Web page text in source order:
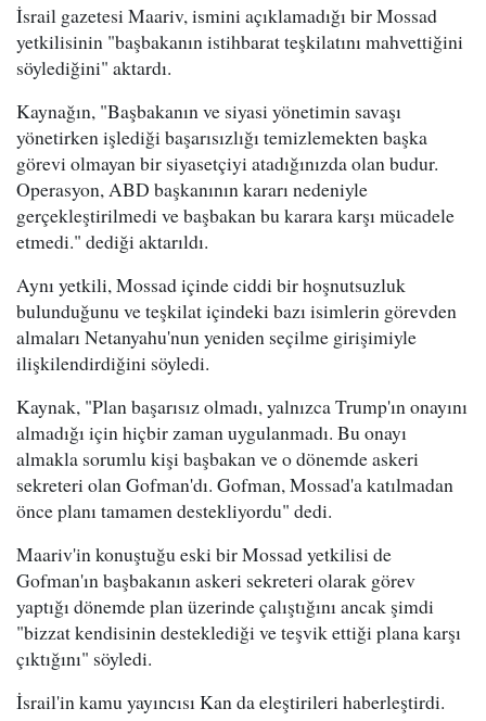
İsrail gazetesi Maariv, ismini açıklamadığı bir Mossad
yetkilisinin "başbakanın istihbarat teşkilatını mahvettiğini
söylediğini" aktardı.
Kaynağın, "Başbakanın ve siyasi yönetimin savaşı
yönetirken işlediği başarısızlığı temizlemekten başka
görevi olmayan bir siyasetçiyi atadığınızda olan budur.
Operasyon, ABD başkanının kararı nedeniyle
gerçekleştirilmedi ve başbakan bu karara karşı mücadele
etmedi." dediği aktarıldı.
Aynı yetkili, Mossad içinde ciddi bir hoşnutsuzluk
bulunduğunu ve teşkilat içindeki bazı isimlerin görevden
almaları Netanyahu'nun yeniden seçilme girişimiyle
ilişkilendirdiğini söyledi.
Kaynak, "Plan başarısız olmadı, yalnızca Trump'ın onayını
almadığı için hiçbir zaman uygulanmadı. Bu onayı
almakla sorumlu kişi başbakan ve o dönemde askeri
sekreteri olan Gofman'dı. Gofman, Mossad'a katılmadan
önce planı tamamen destekliyordu" dedi.
Maariv'in konuştuğu eski bir Mossad yetkilisi de
Gofman'ın başbakanın askeri sekreteri olarak görev
yaptığı dönemde plan üzerinde çalıştığını ancak şimdi
"bizzat kendisinin desteklediği ve teşvik ettiği plana karşı
çıktığını" söyledi.
İsrail'in kamu yayıncısı Kan da eleştirileri haberleştirdi.